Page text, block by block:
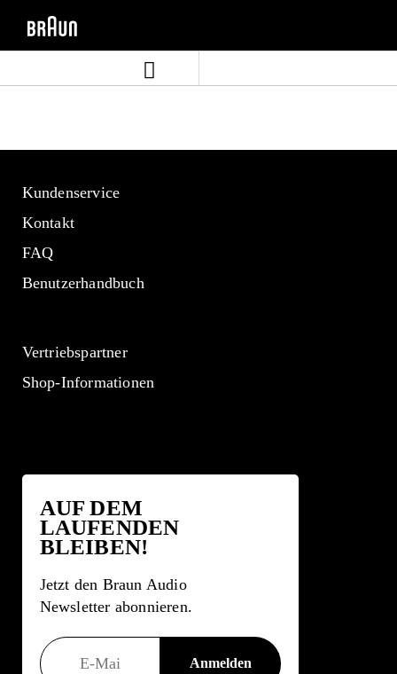
Inhalt
Navigationsmenü
Kundenservice
Kontakt
FAQ
Benutzerhandbuch
Vertriebspartner
Shop-Informationen
AUF DEM
LAUFENDEN
BLEIBEN!
Jetzt den Braun Audio
Newsletter abonnieren.